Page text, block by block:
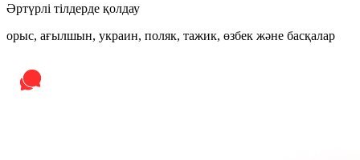
Әртүрлі тілдерде қолдау
орыс, ағылшын, украин, поляк, тажик, өзбек және басқалар